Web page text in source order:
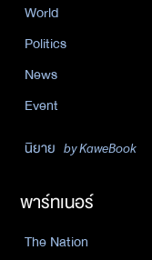
World
Politics
News
Event
นิยาย by KaweBook
พาร์ทเนอร์
The Nation